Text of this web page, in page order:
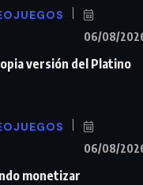
06/08/
versión del Platino
06/08/
monetizar